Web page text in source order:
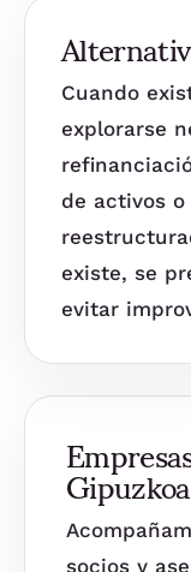
Cuando
explorarse
de activos
existe, se
evitar
Gipuzkoa
socios y